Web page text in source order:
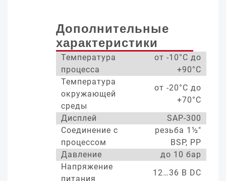
Дополнительные
характеристики
Температура
процесса
от -10°С до
+90°С
Температура
окружающей
среды
от -20°С до
+70°С
Дисплей
SAP-300
Соединение с
процессом
резьба 1½"
BSP, PP
Давление
до 10 бар
Напряжение
питания
12…36 В DC